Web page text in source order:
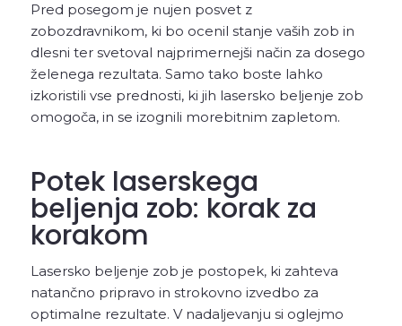
Pred posegom je nujen posvet z
zobozdravnikom, ki bo ocenil stanje vaših zob in
dlesni ter svetoval najprimernejši način za dosego
želenega rezultata. Samo tako boste lahko
izkoristili vse prednosti, ki jih lasersko beljenje zob
omogoča, in se izognili morebitnim zapletom.
Potek laserskega
beljenja zob: korak za
korakom
Lasersko beljenje zob je postopek, ki zahteva
natančno pripravo in strokovno izvedbo za
optimalne rezultate. V nadaljevanju si oglejmo